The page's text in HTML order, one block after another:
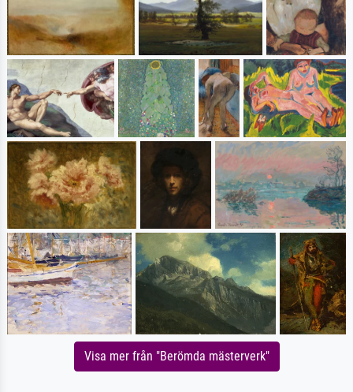
Visa mer från "Berömda mästerverk"